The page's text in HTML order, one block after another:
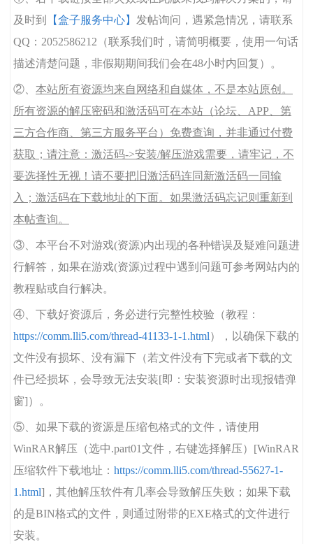
及时到
【盒子服务中心】 发帖询问，遇紧急情况，请联系
QQ：2052586212（联系我们时，请简明概要，使用一句话
描述清楚问题，非假期期间我们会在48小时内回复）。
②、 本站所有资源均来自网络和自媒体，不是本站原创。
所有资源的解压密码和激活码可在本站（论坛、APP、第
三方合作商、第三方服务平台）免费查询，并非通过付费
获取；请注意：激活码->安装/解压游戏需要，请牢记，不
要选择性无视！请不要把旧激活码连同新激活码一同输
入；激活码在下载地址的下面。如果激活码忘记则重新到
本帖查询。
③、本平台不对游戏(资源)内出现的各种错误及疑难问题进
行解答，如果在游戏(资源)过程中遇到问题可参考网站内的
教程贴或自行解决。
④、下载好资源后，务必进行完整性校验（教程：
https://comm.lli5.com/thread-41133-1-1.html），以确保下载的
文件没有损坏、没有漏下（若文件没有下完或者下载的文
件已经损坏，会导致无法安装[即：安装资源时出现报错弹
窗]）。
⑤、如果下载的资源是压缩包格式的文件，请使用
WinRAR解压（选中.part01文件，右键选择解压）[WinRAR
压缩软件下载地址： https://comm.lli5.com/thread-55627-1-
1.html]，其他解压软件有几率会导致解压失败；如果下载
的是BIN格式的文件，则通过附带的EXE格式的文件进行
安装。